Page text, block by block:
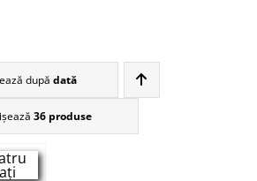
după dată
36 produse